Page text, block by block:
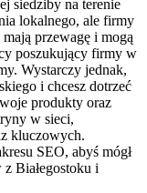
siedziby na terenie
lokalnego, ale firmy
przewagę i mogą
poszukujący firmy w
Wystarczy jednak,
i chcesz dotrzeć
produkty oraz
w sieci,
kluczowych.
SEO, abyś mógł
Białegostoku i